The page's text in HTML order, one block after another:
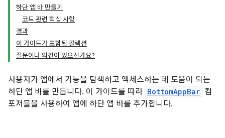
하단 앱 바 만들기
코드 관련 핵심 사항
결과
이 가이드가 포함된 컬렉션
질문이나 의견이 있으신가요?
사용자가 앱에서 기능을 탐색하고 액세스하는 데 도움이 되는
하단 앱 바를 만듭니다. 이 가이드를 따라 BottomAppBar 컴
포저블을 사용하여 앱에 하단 앱 바를 추가합니다.